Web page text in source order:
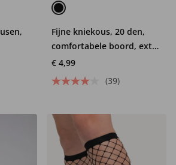
Fijne kniekous, 20 den,
comfortabele boord, extra
wijd
€ 4,99
(39)